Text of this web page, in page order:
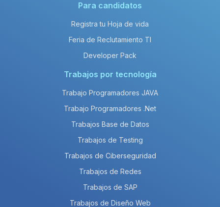
Para candidatos
Registra tu Hoja de vida
Feria de Reclutamiento TI
Developer Pack
Trabajos por tecnología
Trabajo Programadores JAVA
Trabajo Programadores .Net
Trabajos Base de Datos
Trabajos de Testing
Trabajos de Ciberseguridad
Trabajos de Redes
Trabajos de SAP
Trabajos de Diseño Web